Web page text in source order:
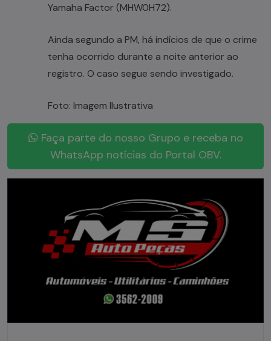
Yamaha Factor (MHW0H72).
Ainda segundo a PM, há indícios de que o crime
tenha ocorrido durante a noite anterior ao
registro. O caso segue sendo investigado.
Foto: Imagem Ilustrativa
Faça parte do nosso Grupo e receba no
WhatsApp notícias do Portal OBV.